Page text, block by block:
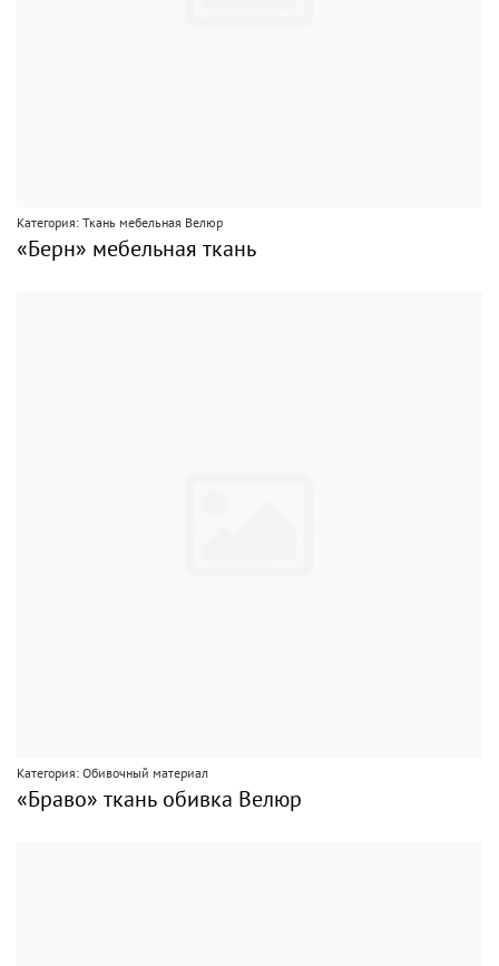
Категория: Ткань мебельная Велюр
«Берн» мебельная ткань
Категория: Обивочный материал
«Браво» ткань обивка Велюр